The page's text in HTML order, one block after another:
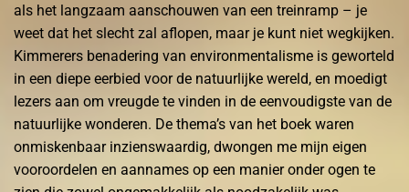
als het langzaam aanschouwen van een treinramp – je
weet dat het slecht zal aflopen, maar je kunt niet wegkijken.
Kimmerers benadering van environmentalisme is geworteld
in een diepe eerbied voor de natuurlijke wereld, en moedigt
lezers aan om vreugde te vinden in de eenvoudigste van de
natuurlijke wonderen. De thema’s van het boek waren
onmiskenbaar inzienswaardig, dwongen me mijn eigen
vooroordelen en aannames op een manier onder ogen te